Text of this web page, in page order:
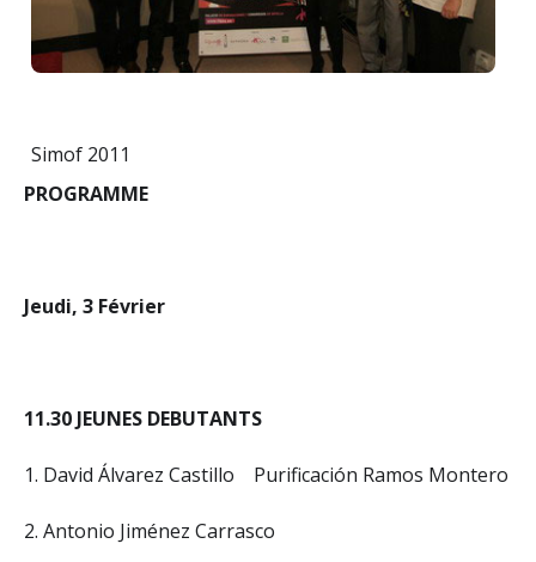
Simof 2011
PROGRAMME
Jeudi, 3 Février
11.30 JEUNES DEBUTANTS
1. David Álvarez Castillo Purificación Ramos Montero
2. Antonio Jiménez Carrasco